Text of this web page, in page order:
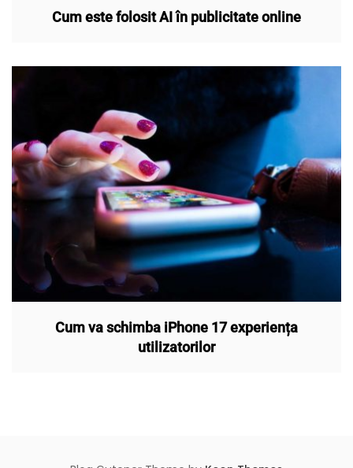
Cum este folosit AI în publicitate online
Cum va schimba iPhone 17 experiența
utilizatorilor